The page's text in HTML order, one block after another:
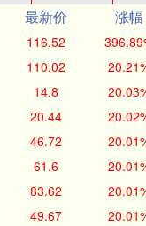
最新价 涨幅
116.52
110.02
14.8
20.44
46.72
61.6
83.62
49.67